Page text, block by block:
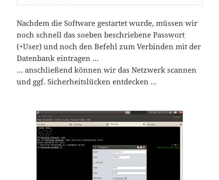
Nachdem die Software gestartet wurde, müssen wir
noch schnell das soeben beschriebene Passwort
(+User) und noch den Befehl zum Verbinden mit der
Datenbank eintragen …
… anschließend können wir das Netzwerk scannen
und ggf. Sicherheitslücken entdecken …